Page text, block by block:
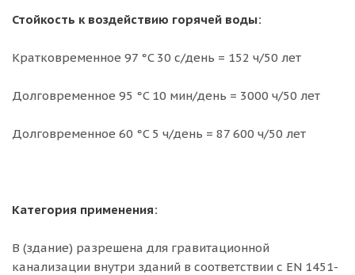
Стойкость к воздействию горячей воды:
Кратковременное 97 °C 30 с/день = 152 ч/50 лет
Долговременное 95 °C 10 мин/день = 3000 ч/50 лет
Долговременное 60 °C 5 ч/день = 87 600 ч/50 лет
Категория применения:
B (здание) разрешена для гравитационной
канализации внутри зданий в соответствии с EN 1451-